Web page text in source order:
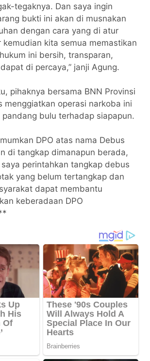
tegaknya. Dan saya ingin
bukti ini akan di musnakan
dengan cara yang di atur
kemudian kita semua memastikan
ini bersih, transparan,
di percaya,” janji Agung.
pihaknya bersama BNN Provinsi
menggiatkan operasi narkoba ini
bulu terhadap siapapun.
DPO atas nama Debus
di tangkap dimanapun berada,
perintahkan tangkap debus
yang belum tertangkap dan
dapat membantu
keberadaan DPO